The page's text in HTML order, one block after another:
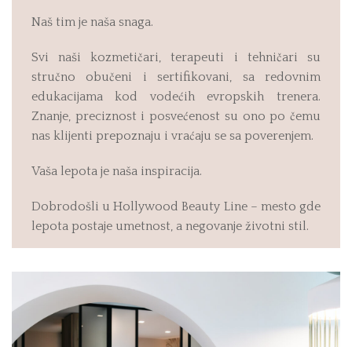
Naš tim je naša snaga.
Svi naši kozmetičari, terapeuti i tehničari su
stručno obučeni i sertifikovani, sa redovnim
edukacijama kod vodećih evropskih trenera.
Znanje, preciznost i posvećenost su ono po čemu
nas klijenti prepoznaju i vraćaju se sa poverenjem.
Vaša lepota je naša inspiracija.
Dobrodošli u Hollywood Beauty Line – mesto gde
lepota postaje umetnost, a negovanje životni stil.